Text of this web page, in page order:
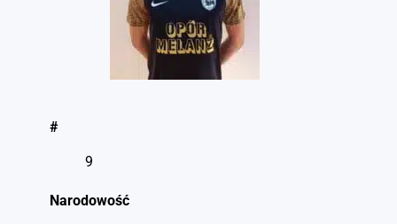
#
9
Narodowość